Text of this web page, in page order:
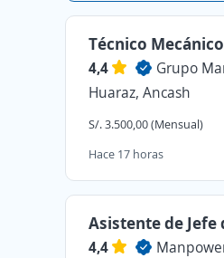
Técnico
4,4
Grupo
Huaraz, Ancash
S/. 3.500,00 (Mensual)
Hace 17 horas
Asistente de Jefe
4,4